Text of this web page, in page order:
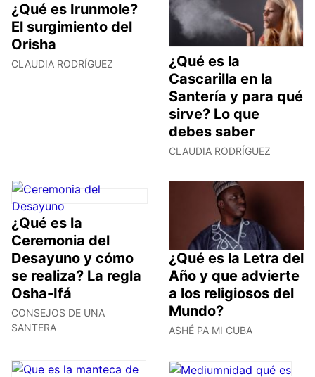
¿Qué es Irunmole?
El surgimiento del
Orisha
CLAUDIA RODRÍGUEZ
¿Qué es la
Cascarilla en la
Santería y para qué
sirve? Lo que
debes saber
CLAUDIA RODRÍGUEZ
¿Qué es la
Ceremonia del
Desayuno y cómo
se realiza? La regla
Osha-Ifá
CONSEJOS DE UNA
SANTERA
¿Qué es la Letra del
Año y que advierte
a los religiosos del
Mundo?
ASHÉ PA MI CUBA